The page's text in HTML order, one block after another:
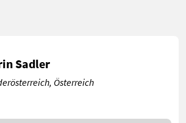
Sadler
Österreich